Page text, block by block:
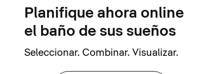
Planifique ahora online
el baño de sus sueños
Seleccionar. Combinar. Visualizar.